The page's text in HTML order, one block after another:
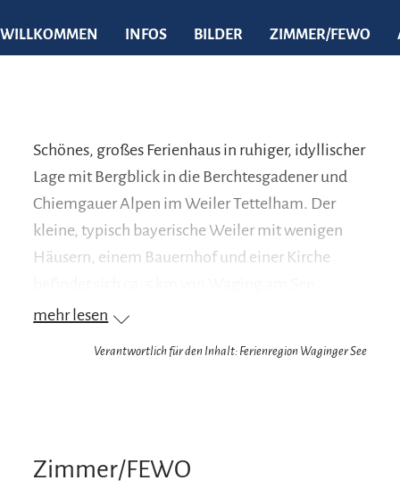
WILLKOMMEN INFOS BILDER ZIMMER/FEWO
Schönes, großes Ferienhaus in ruhiger, idyllischer
Lage mit Bergblick in die Berchtesgadener und
Chiemgauer Alpen im Weiler Tettelham. Der
kleine, typisch bayerische Weiler mit wenigen
Häusern, einem Bauernhof und einer Kirche
entfernt, das nächste Strandbad am Waginger
Hauses können Sie mit dem Rad ausgiebige
Volleyballplatz und Gasthaus machen. Das
mehr lesen
Verantwortlich für den Inhalt: Ferienregion Waginger See
Zimmer/FEWO